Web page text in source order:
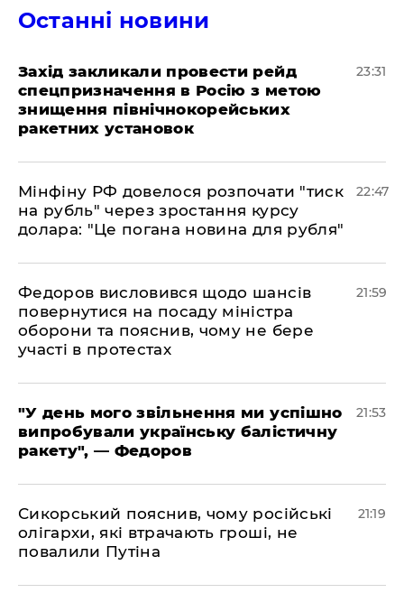
Останні новини
​Захід закликали провести рейд
спецпризначення в Росію з метою
знищення північнокорейських
ракетних установок
23:31
​Мінфіну РФ довелося розпочати "тиск
на рубль" через зростання курсу
долара: "Це погана новина для рубля"
22:47
​Федоров висловився щодо шансів
повернутися на посаду міністра
оборони та пояснив, чому не бере
участі в протестах
21:59
​"У день мого звільнення ми успішно
випробували українську балістичну
ракету", — Федоров
21:53
​Сикорський пояснив, чому російські
олігархи, які втрачають гроші, не
повалили Путіна
21:19